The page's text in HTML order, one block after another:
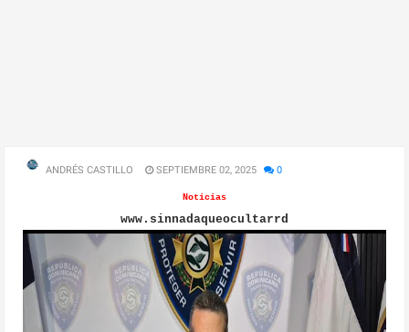
ANDRÉS CASTILLO SEPTIEMBRE 02, 2025 0
Noticias
www.sinnadaqueocultarrd